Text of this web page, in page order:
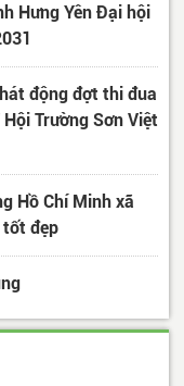
Hưng Yên Đại hội
động đợt thi đua
Trường Sơn Việt
Hồ Chí Minh xã
đẹp